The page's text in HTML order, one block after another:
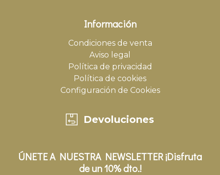
Información
Condiciones de venta
Aviso legal
Política de privacidad
Política de cookies
Configuración de Cookies
Devoluciones
ÚNETE A NUESTRA NEWSLETTER ¡Disfruta
de un 10% dto.!